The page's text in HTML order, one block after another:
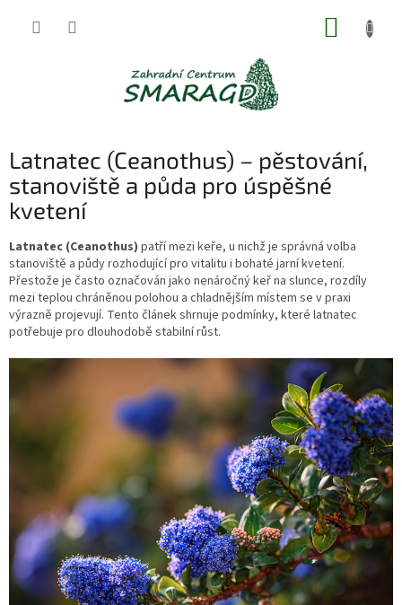
Latnatec (Ceanothus) – pěstování,
stanoviště a půda pro úspěšné
kvetení
Latnatec (Ceanothus) patří mezi keře, u nichž je správná volba
stanoviště a půdy rozhodující pro vitalitu i bohaté jarní kvetení.
Přestože je často označován jako nenáročný keř na slunce, rozdíly
mezi teplou chráněnou polohou a chladnějším místem se v praxi
výrazně projevují. Tento článek shrnuje podmínky, které latnatec
potřebuje pro dlouhodobě stabilní růst.